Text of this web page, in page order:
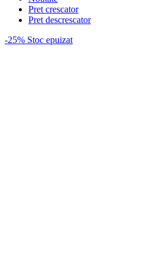
Pret crescator
Pret descrescator
-25% Stoc epuizat